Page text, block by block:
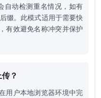
自动检测重名情况，如有
缀。此模式适用于需要快
有效避免名称冲突并保护
？
用户本地浏览器环境中完